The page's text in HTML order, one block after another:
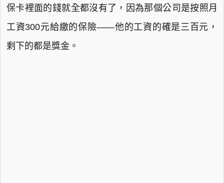
保卡裡面的錢就全都沒有了，因為那個公司是按照月
工資300元給繳的保險——他的工資的確是三百元，
剩下的都是獎金。